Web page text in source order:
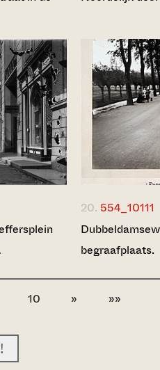
20. 554_10111
begraafplaats.
10 » »»